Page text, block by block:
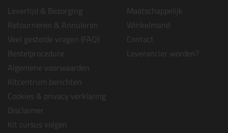
Levertijd & Bezorging
Retourneren & Annuleren
Veel gestelde vragen (FAQ)
Bestelprocedure
Algemene voorwaarden
Kitcentrum berichten
Cookies & privacy verklaring
Disclaimer
Kit cursus volgen
Maatschappelijk
Winkelmand
Contact
Leverancier worden?